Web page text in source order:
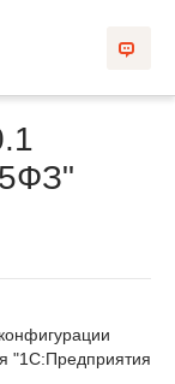
"1С:Предприятия